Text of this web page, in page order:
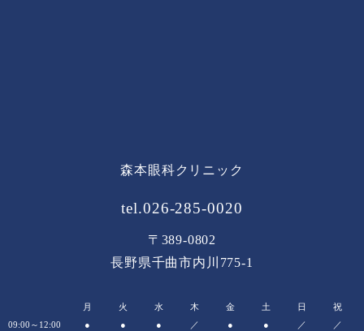
森本眼科クリニック
tel.026-285-0020
〒389-0802
長野県千曲市内川775-1
月 火 水 木 金 土 日
祝
09:00～12:00
● ● ● ／ ● ● ／
／